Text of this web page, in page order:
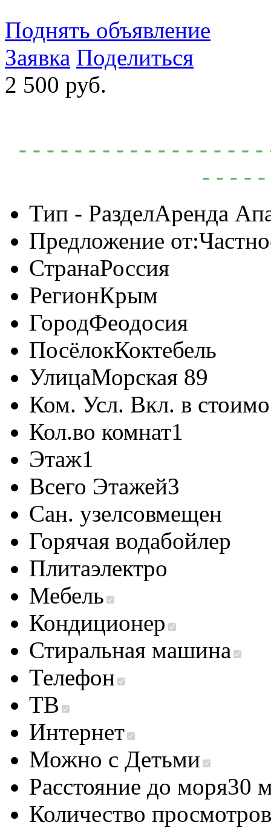
Поднять объявление
Заявка Поделиться
2 500 руб.
- - - - - - - - - - - - - - - - -
- - - -
Тип - РазделАренда
Предложение от:
СтранаРоссия
РегионКрым
ГородФеодосия
ПосёлокКоктебель
УлицаМорская 89
Ком. Усл. Вкл. в
Кол.во комнат1
Этаж1
Всего Этажей3
Сан. узелсовмещен
Горячая водабойлер
Плитаэлектро
Мебель
Кондиционер
Стиральная машина
Телефон
ТВ
Интернет
Можно с Детьми
Расстояние до моря30
Количество просмотров